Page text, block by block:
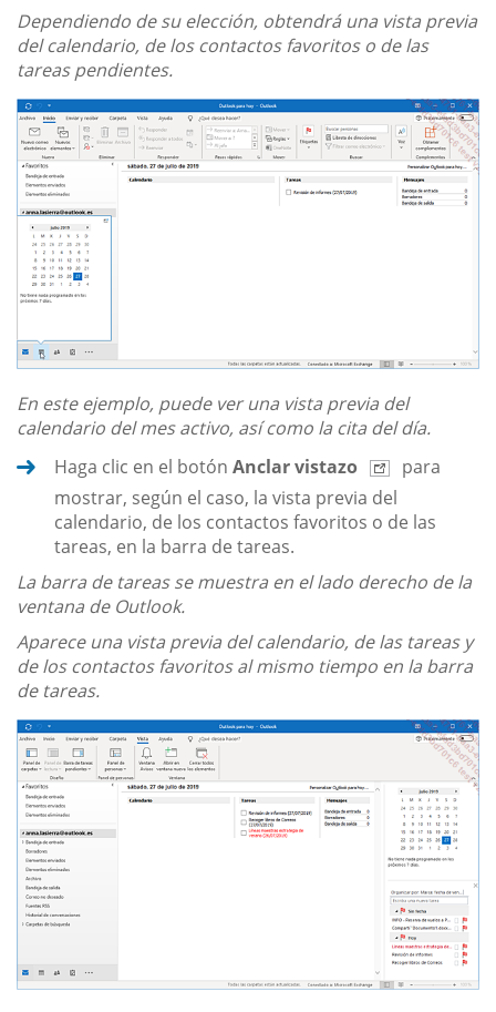
Dependiendo de su elección, obtendrá una vista previa
del calendario, de los contactos favoritos o de las
tareas pendientes.
En este ejemplo, puede ver una vista previa del
calendario del mes activo, así como la cita del día.
Haga clic en el botón Anclar vistazo
para
mostrar, según el caso, la vista previa del
calendario, de los contactos favoritos o de las
tareas, en la barra de tareas.
La barra de tareas se muestra en el lado derecho de la
ventana de Outlook.
Aparece una vista previa del calendario, de las tareas y
de los contactos favoritos al mismo tiempo en la barra
de tareas.